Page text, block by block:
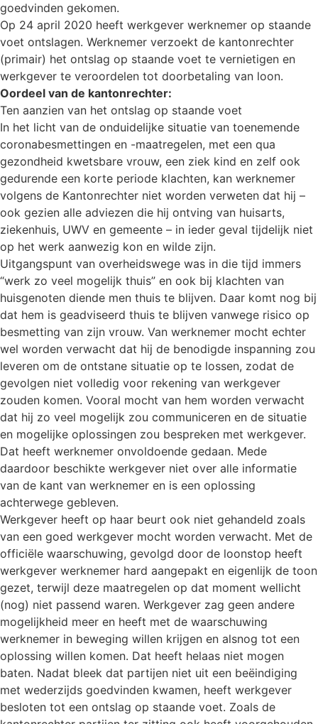
goedvinden gekomen.
Op 24 april 2020 heeft werkgever werknemer op staande
voet ontslagen. Werknemer verzoekt de kantonrechter
(primair) het ontslag op staande voet te vernietigen en
werkgever te veroordelen tot doorbetaling van loon.
Oordeel van de kantonrechter:
Ten aanzien van het ontslag op staande voet
In het licht van de onduidelijke situatie van toenemende
coronabesmettingen en -maatregelen, met een qua
gezondheid kwetsbare vrouw, een ziek kind en zelf ook
gedurende een korte periode klachten, kan werknemer
volgens de Kantonrechter niet worden verweten dat hij –
ook gezien alle adviezen die hij ontving van huisarts,
ziekenhuis, UWV en gemeente – in ieder geval tijdelijk niet
op het werk aanwezig kon en wilde zijn.
Uitgangspunt van overheidswege was in die tijd immers
“werk zo veel mogelijk thuis” en ook bij klachten van
huisgenoten diende men thuis te blijven. Daar komt nog bij
dat hem is geadviseerd thuis te blijven vanwege risico op
besmetting van zijn vrouw. Van werknemer mocht echter
wel worden verwacht dat hij de benodigde inspanning zou
leveren om de ontstane situatie op te lossen, zodat de
gevolgen niet volledig voor rekening van werkgever
zouden komen. Vooral mocht van hem worden verwacht
dat hij zo veel mogelijk zou communiceren en de situatie
en mogelijke oplossingen zou bespreken met werkgever.
Dat heeft werknemer onvoldoende gedaan. Mede
daardoor beschikte werkgever niet over alle informatie
van de kant van werknemer en is een oplossing
achterwege gebleven.
Werkgever heeft op haar beurt ook niet gehandeld zoals
van een goed werkgever mocht worden verwacht. Met de
officiële waarschuwing, gevolgd door de loonstop heeft
werkgever werknemer hard aangepakt en eigenlijk de toon
gezet, terwijl deze maatregelen op dat moment wellicht
(nog) niet passend waren. Werkgever zag geen andere
mogelijkheid meer en heeft met de waarschuwing
werknemer in beweging willen krijgen en alsnog tot een
oplossing willen komen. Dat heeft helaas niet mogen
baten. Nadat bleek dat partijen niet uit een beëindiging
met wederzijds goedvinden kwamen, heeft werkgever
besloten tot een ontslag op staande voet. Zoals de